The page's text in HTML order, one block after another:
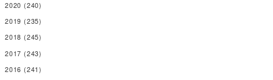
2020 (240)
2019 (235)
2018 (245)
2017 (243)
2016 (241)